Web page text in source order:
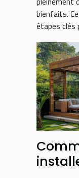
bienfaits.
étapes clés